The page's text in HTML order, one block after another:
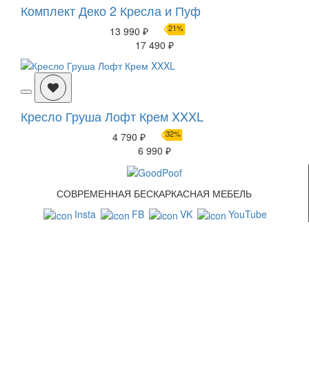
Комплект Деко 2 Кресла и Пуф
13 990 ₽ 21%
17 490 ₽
Кресло Груша Лофт Крем XXXL
4 790 ₽ 32%
6 990 ₽
СОВРЕМЕННАЯ БЕСКАРКАСНАЯ МЕБЕЛЬ
Insta
FB VK YouTube